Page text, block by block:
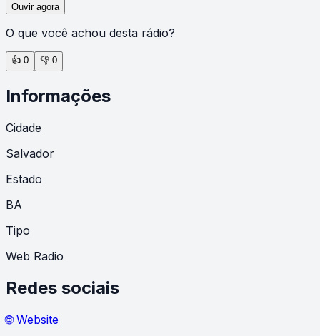
Ouvir agora
O que você achou desta rádio?
👍 0 👎 0
Informações
Cidade
Salvador
Estado
BA
Tipo
Web Radio
Redes sociais
🌐 Website